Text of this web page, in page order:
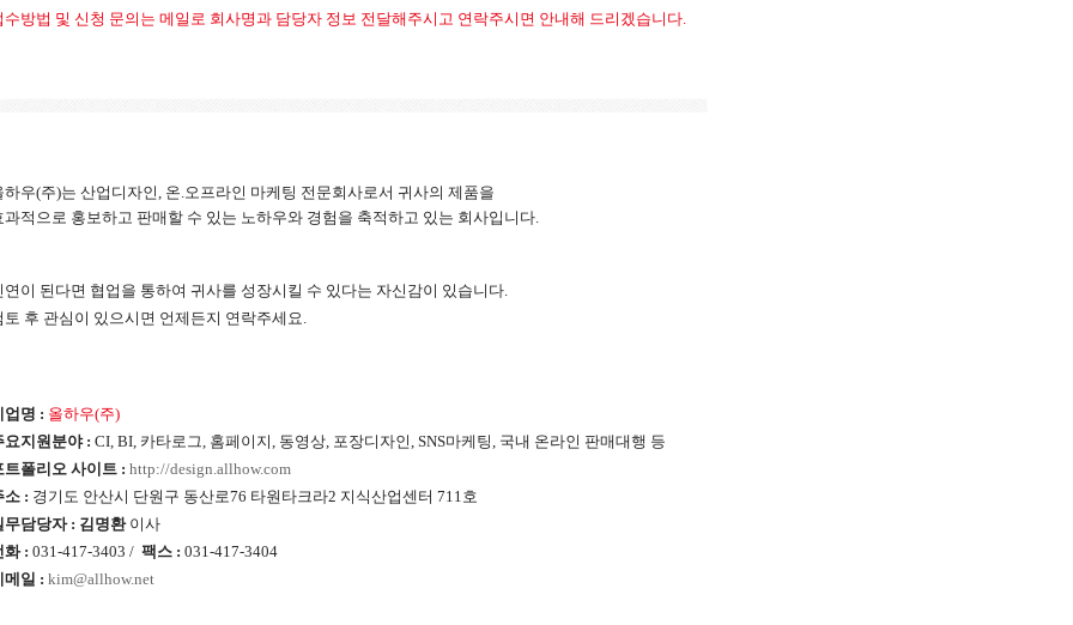
수방법 및 신청 문의는 메일로 회사명과 담당자 정보 전달해주시고 연락주시면 안내해 드리겠습니다.
하우(주)는 산업디자인, 온.오프라인 마케팅 전문회사로서 귀사의 제품을
과적으로 홍보하고 판매할 수 있는 노하우와 경험을 축적하고 있는 회사입니다.
연이 된다면 협업을 통하여 귀사를 성장시킬 수 있다는 자신감이 있습니다.
토 후 관심이 있으시면 언제든지 연락주세요.
업명 : 올하우(주)
요지원분야 : CI, BI, 카타로그, 홈페이지, 동영상, 포장디자인, SNS마케팅, 국내 온라인 판매대행 등
트폴리오 사이트 : http://design.allhow.com
소 : 경기도 안산시 단원구 동산로76 타원타크라2 지식산업센터 711호
무담당자 : 김명환이사
화 : 031-417-3403 / 팩스 : 031-417-3404
메일 : kim@allhow.net